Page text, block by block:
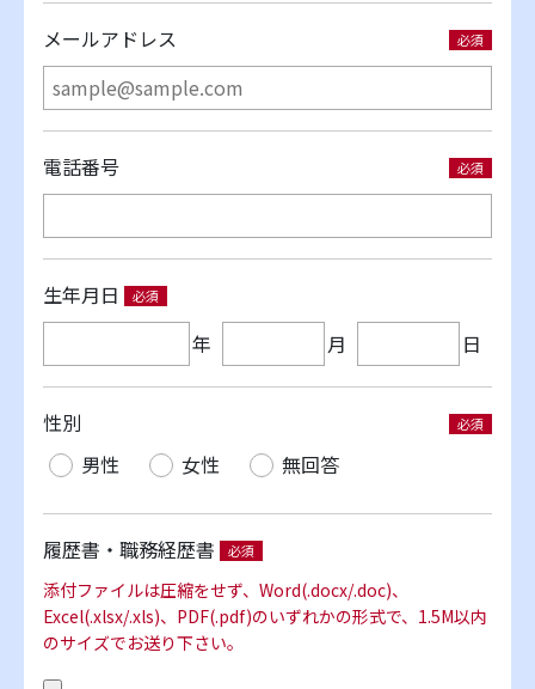
メールアドレス
電話番号
生年月日
年
月 日
性別
男性
女性 無回答
履歴書・職務経歴書
添付ファイルは圧縮をせず、Word(.docx/.doc)、
Excel(.xlsx/.xls)、PDF(.pdf)のいずれかの形式で、1.5M以内
のサイズでお送り下さい。